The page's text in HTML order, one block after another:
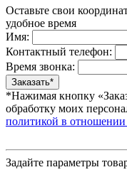
Оставьте свои
удобное время
Имя:
Контактный телефон:
Время звонка:
*Нажимая кнопку
обработку моих
политикой в
Задайте параметры